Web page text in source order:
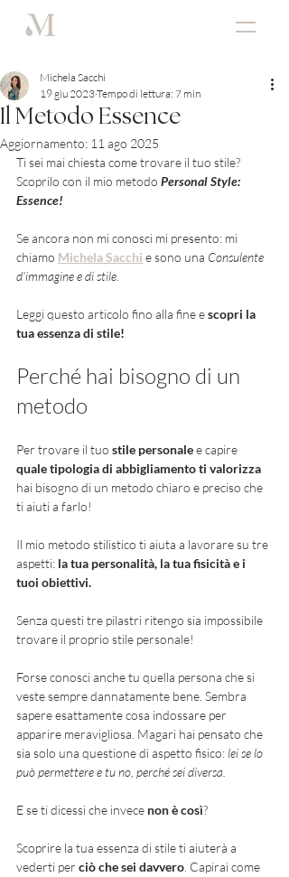
Il Metodo Essence
Michela Sacchi
19 giu 2023Tempo di lettura: 7 min
Aggiornamento: 11 ago 2025
Ti sei mai chiesta come trovare il tuo stile?
Scoprilo con il mio metodo Personal Style:
Essence!
Se ancora non mi conosci mi presento: mi
chiamo Michela Sacchi e sono una Consulente
d'immagine e di stile.
Leggi questo articolo fino alla fine e scopri la
tua essenza di stile!
Perché hai bisogno di un
metodo
Per trovare il tuo stile personale e capire
quale tipologia di abbigliamento ti valorizza
hai bisogno di un metodo chiaro e preciso che
ti aiuti a farlo!
Il mio metodo stilistico ti aiuta a lavorare su tre
aspetti: la tua personalità, la tua fisicità e i
tuoi obiettivi.
Senza questi tre pilastri ritengo sia impossibile
trovare il proprio stile personale!
Forse conosci anche tu quella persona che si
veste sempre dannatamente bene. Sembra
sapere esattamente cosa indossare per
apparire meravigliosa. Magari hai pensato che
sia solo una questione di aspetto fisico: lei se lo
può permettere e tu no, perché sei diversa.
E se ti dicessi che invece non è così?
Scoprire la tua essenza di stile ti aiuterà a
vederti per ciò che sei davvero . Capirai come